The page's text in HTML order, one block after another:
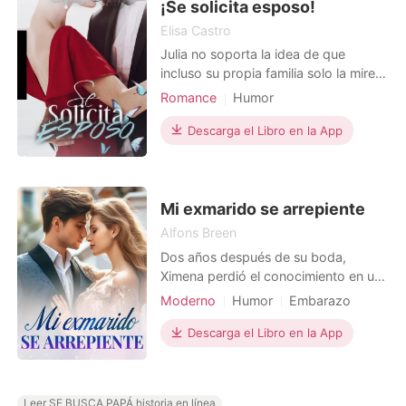
embarazada... y el pad
¡Se solicita esposo!
Elisa Castro
Julia no soporta la idea de que
incluso su propia familia solo la mire
como ''La pobre soltera'' y está
rumores de que extraña a su ex novio
-que la abandonó a pocos meses de
una pr
Romance
Humor
Amor en la oficina
Arrogante/Dominante
Descarga el Libro en la App
Mi exmarido se arrepiente
Alfons Breen
Dos años después de su boda,
Ximena perdió el conocimiento en un
charco de sangre durante un parto
iba a casar con otra persona ese día.
"Nos vamos a divorciar, pero el bebé
Moderno Humor
Embarazo
Divorcio
Ex esposa
Gemelos
Dramático
Descarga el Libro en la App
Leer SE BUSCA PAPÁ historia en línea